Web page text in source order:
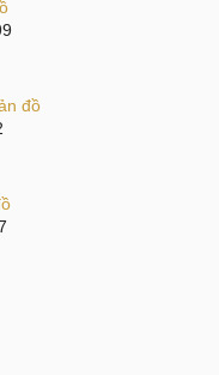
mà khách hàng đang
được lỗi hỏng sau đó
vụ và báo giá cho
đồ